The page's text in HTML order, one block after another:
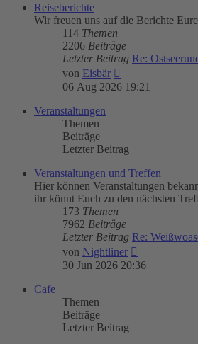
Reiseberichte
Wir freuen uns auf die Berichte
114 Themen
2206 Beiträge
Letzter Beitrag Re:
von Eisbär
Beitrag
06 Aug 2026 19:21
Veranstaltungen
Themen
Beiträge
Letzter Beitrag
Veranstaltungen und Treffen
Hier können Veranstaltungen
ihr könnt Euch zu den nächsten
173 Themen
7962 Beiträge
Letzter Beitrag Re:
von Nightliner
Beitrag
30 Jun 2026 20:36
Cafe
Themen
Beiträge
Letzter Beitrag